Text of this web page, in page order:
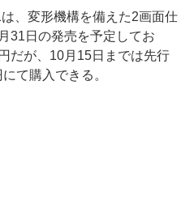
、変形機構を備えた2画面仕
31日の発売を予定してお
だが、10月15日までは先行
て購入できる。